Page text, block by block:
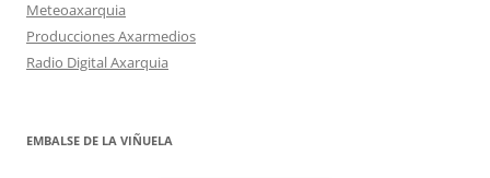
Meteoaxarquia
Producciones Axarmedios
Radio Digital Axarquia
EMBALSE DE LA VIÑUELA